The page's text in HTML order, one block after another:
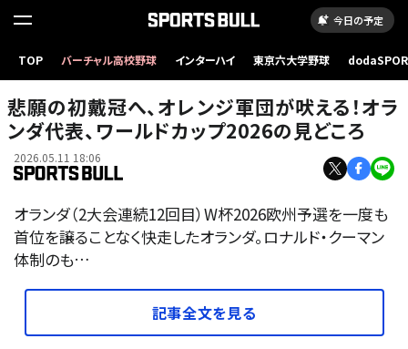
今日の予定
TOP バーチャル高校野球 インターハイ 東京六大学野球
悲願の初戴冠へ、オレンジ軍団が吠える！オラ
ンダ代表、ワールドカップ2026の見どころ
2026.05.11 18:06
オランダ（2大会連続12回目）W杯2026欧州予選を一度も
首位を譲ることなく快走したオランダ。ロナルド・クーマン
体制のも…
記事全文を見る